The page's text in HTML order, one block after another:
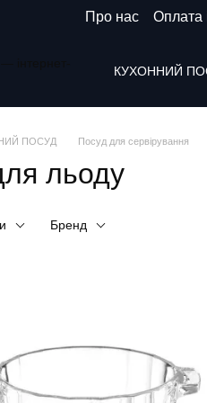
контенту Про нас Оплата
КУХОННИЙ
ПОСУД Посуд для сервірування
льоду
Бренд